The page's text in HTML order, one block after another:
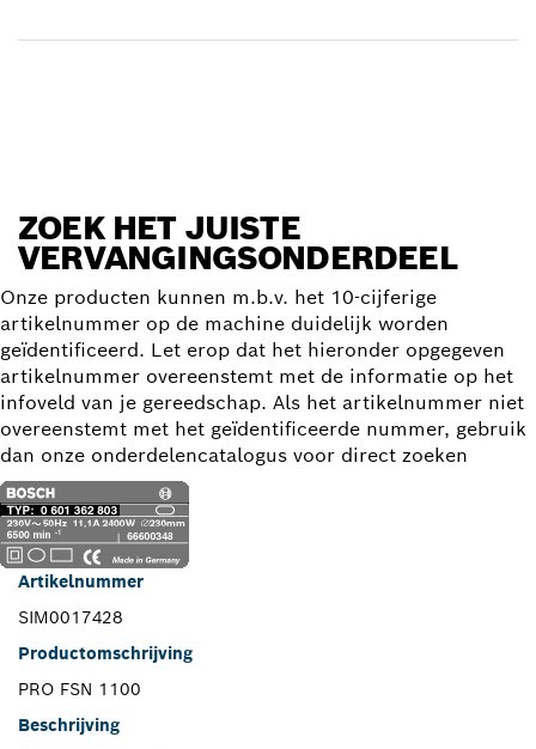
ZOEK HET JUISTE
VERVANGINGSONDERDEEL
Onze producten kunnen m.b.v. het 10-cijferige
artikelnummer op de machine duidelijk worden
geïdentificeerd. Let erop dat het hieronder opgegeven
artikelnummer overeenstemt met de informatie op het
infoveld van je gereedschap. Als het artikelnummer niet
overeenstemt met het geïdentificeerde nummer, gebruik
dan onze onderdelencatalogus voor direct zoeken
Artikelnummer
SIM0017428
Productomschrijving
PRO FSN 1100
Beschrijving